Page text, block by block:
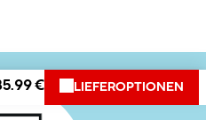
€ LIEFEROPTIONEN